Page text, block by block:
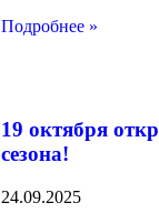
Подробнее »
19 октября
сезона!
24.09.2025